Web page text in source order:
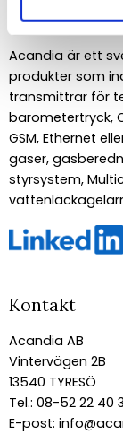
Acandia är ett
produkter som
transmittrar för
barometertryck,
GSM, Ethernet
gaser,
styrsystem,
Kontakt
Acandia AB
Vintervägen 2B
13540 TYRESÖ
Tel.: 08-52 22 40
E-post: